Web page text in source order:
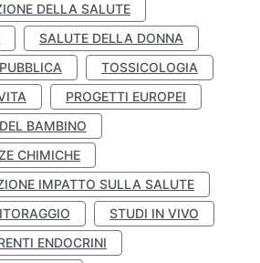
DELLA SALUTE
SALUTE DELLA DONNA
TOSSICOLOGIA
PROGETTI EUROPEI
BAMBINO
CHIMICHE
IMPATTO SULLA SALUTE
STUDI IN VIVO
ENDOCRINI